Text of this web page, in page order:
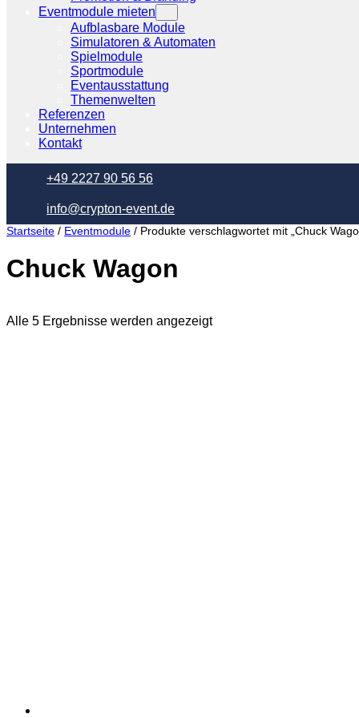
Eventmodule mieten
Aufblasbare Module
Simulatoren & Automaten
Spielmodule
Sportmodule
Eventausstattung
Themenwelten
Referenzen
Unternehmen
Kontakt
+49 2227 90 56 56
info@crypton-event.de
Startseite / Eventmodule / Produkte verschlagwortet mit „Chuck
Chuck Wagon
Alle 5 Ergebnisse werden angezeigt